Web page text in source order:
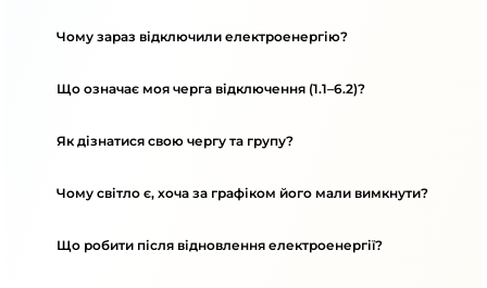
Чому зараз відключили електроенергію?
Що означає моя черга відключення (1.1–6.2)?
Як дізнатися свою чергу та групу?
Чому світло є, хоча за графіком його мали вимкнути?
Що робити після відновлення електроенергії?